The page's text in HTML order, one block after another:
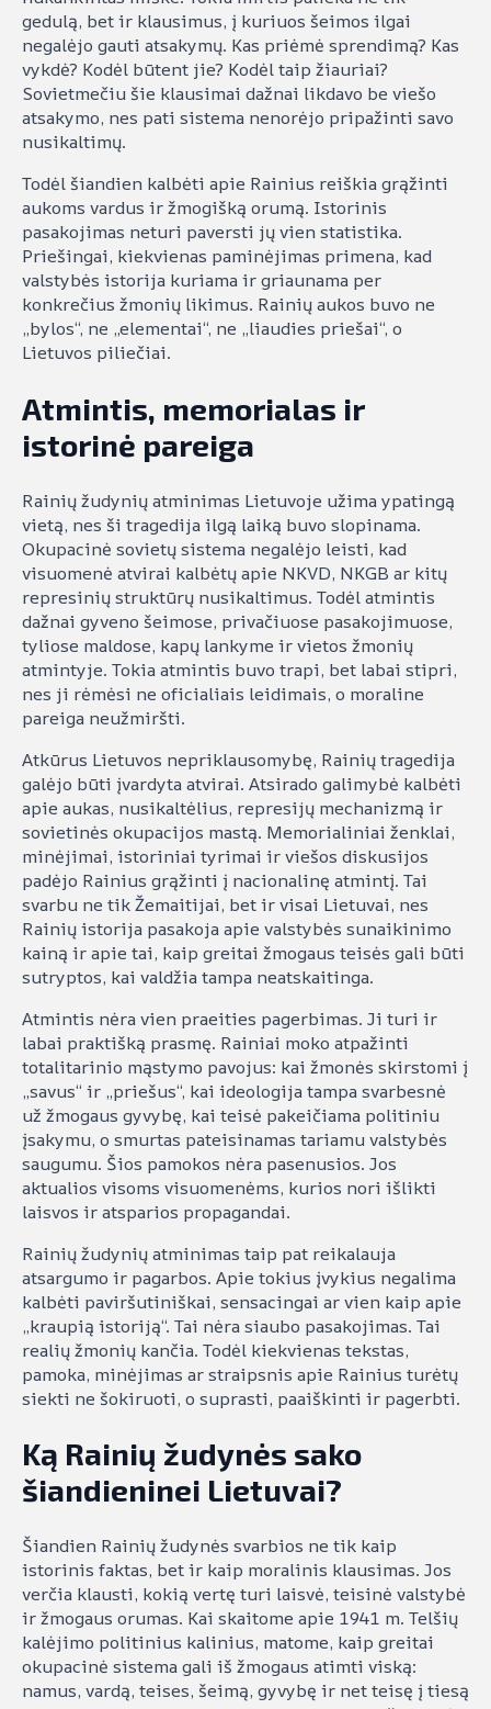
gedulą, bet ir klausimus, į kuriuos šeimos ilgai
negalėjo gauti atsakymų. Kas priėmė sprendimą? Kas
vykdė? Kodėl būtent jie? Kodėl taip žiauriai?
Sovietmečiu šie klausimai dažnai likdavo be viešo
atsakymo, nes pati sistema nenorėjo pripažinti savo
nusikaltimų.
Todėl šiandien kalbėti apie Rainius reiškia grąžinti
aukoms vardus ir žmogišką orumą. Istorinis
pasakojimas neturi paversti jų vien statistika.
Priešingai, kiekvienas paminėjimas primena, kad
valstybės istorija kuriama ir griaunama per
konkrečius žmonių likimus. Rainių aukos buvo ne
„bylos“, ne „elementai“, ne „liaudies priešai“, o
Lietuvos piliečiai.
Atmintis, memorialas ir
istorinė pareiga
Rainių žudynių atminimas Lietuvoje užima ypatingą
vietą, nes ši tragedija ilgą laiką buvo slopinama.
Okupacinė sovietų sistema negalėjo leisti, kad
visuomenė atvirai kalbėtų apie NKVD, NKGB ar kitų
represinių struktūrų nusikaltimus. Todėl atmintis
dažnai gyveno šeimose, privačiuose pasakojimuose,
tyliose maldose, kapų lankyme ir vietos žmonių
atmintyje. Tokia atmintis buvo trapi, bet labai stipri,
nes ji rėmėsi ne oficialiais leidimais, o moraline
pareiga neužmiršti.
Atkūrus Lietuvos nepriklausomybę, Rainių tragedija
galėjo būti įvardyta atvirai. Atsirado galimybė kalbėti
apie aukas, nusikaltėlius, represijų mechanizmą ir
sovietinės okupacijos mastą. Memorialiniai ženklai,
minėjimai, istoriniai tyrimai ir viešos diskusijos
padėjo Rainius grąžinti į nacionalinę atmintį. Tai
svarbu ne tik Žemaitijai, bet ir visai Lietuvai, nes
Rainių istorija pasakoja apie valstybės sunaikinimo
kainą ir apie tai, kaip greitai žmogaus teisės gali būti
sutryptos, kai valdžia tampa neatskaitinga.
Atmintis nėra vien praeities pagerbimas. Ji turi ir
labai praktišką prasmę. Rainiai moko atpažinti
totalitarinio mąstymo pavojus: kai žmonės skirstomi į
„savus“ ir „priešus“, kai ideologija tampa svarbesnė
už žmogaus gyvybę, kai teisė pakeičiama politiniu
įsakymu, o smurtas pateisinamas tariamu valstybės
saugumu. Šios pamokos nėra pasenusios. Jos
aktualios visoms visuomenėms, kurios nori išlikti
laisvos ir atsparios propagandai.
Rainių žudynių atminimas taip pat reikalauja
atsargumo ir pagarbos. Apie tokius įvykius negalima
kalbėti paviršutiniškai, sensacingai ar vien kaip apie
„kraupią istoriją“. Tai nėra siaubo pasakojimas. Tai
realių žmonių kančia. Todėl kiekvienas tekstas,
pamoka, minėjimas ar straipsnis apie Rainius turėtų
siekti ne šokiruoti, o suprasti, paaiškinti ir pagerbti.
Ką Rainių žudynės sako
šiandieninei Lietuvai?
Šiandien Rainių žudynės svarbios ne tik kaip
istorinis faktas, bet ir kaip moralinis klausimas. Jos
verčia klausti, kokią vertę turi laisvė, teisinė valstybė
ir žmogaus orumas. Kai skaitome apie 1941 m. Telšių
kalėjimo politinius kalinius, matome, kaip greitai
okupacinė sistema gali iš žmogaus atimti viską:
namus, vardą, teises, šeimą, gyvybę ir net teisę į tiesą